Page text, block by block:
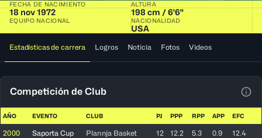
FECHA DE NACIMIENTO
18 nov 1972
ALTURA
198 cm / 6'6"
EQUIPO NACIONAL NACIONALIDAD
USA
Estadísticas de carrera Logros Noticia Fotos Videos
Competición de Club
AÑO EVENTO CLUB PJ PPP RPP APP EFC
2000 Saporta Cup Plannja Basket 12 12.2 5.3 0.9 12.4